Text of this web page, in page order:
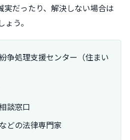
実だったり、解決しない場合は
う。
争処理支援センター（住まい
談窓口
どの法律専門家